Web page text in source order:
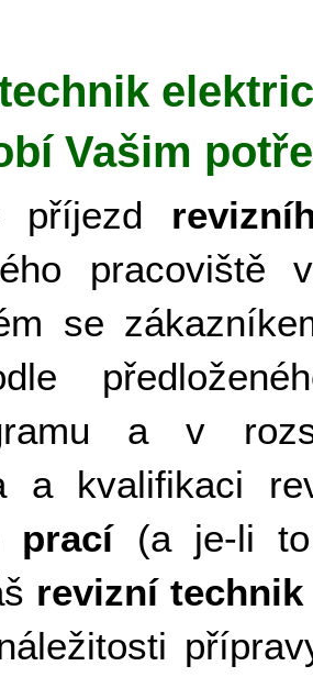
Vašim
příjezd
se
a v
a kvalifikaci
prací(a je-li to
revizní